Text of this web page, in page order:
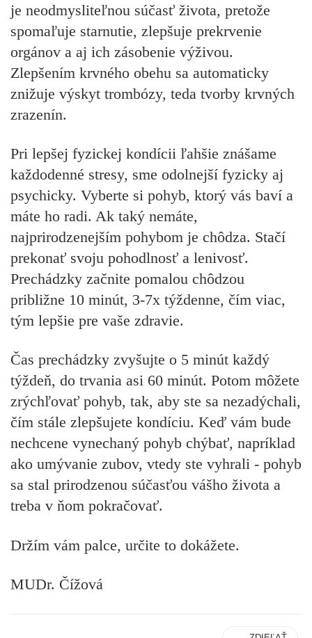
je neodmysliteľnou súčasť života, pretože
spomaľuje starnutie, zlepšuje prekrvenie
orgánov a aj ich zásobenie výživou.
Zlepšením krvného obehu sa automaticky
znižuje výskyt trombózy, teda tvorby krvných
zrazenín.
Pri lepšej fyzickej kondícii ľahšie znášame
každodenné stresy, sme odolnejší fyzicky aj
psychicky. Vyberte si pohyb, ktorý vás baví a
máte ho radi. Ak taký nemáte,
najprirodzenejším pohybom je chôdza. Stačí
prekonať svoju pohodlnosť a lenivosť.
Prechádzky začnite pomalou chôdzou
približne 10 minút, 3-7x týždenne, čím viac,
tým lepšie pre vaše zdravie.
Čas prechádzky zvyšujte o 5 minút každý
týždeň, do trvania asi 60 minút. Potom môžete
zrýchľovať pohyb, tak, aby ste sa nezadýchali,
čím stále zlepšujete kondíciu. Keď vám bude
nechcene vynechaný pohyb chýbať, napríklad
ako umývanie zubov, vtedy ste vyhrali - pohyb
sa stal prirodzenou súčasťou vášho života a
treba v ňom pokračovať.
Držím vám palce, určite to dokážete.
MUDr. Čížová